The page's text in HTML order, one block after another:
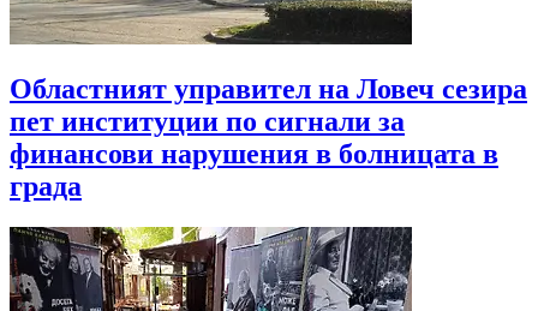
Областният управител на Ловеч сезира
пет институции по сигнали за
финансови нарушения в болницата в
града